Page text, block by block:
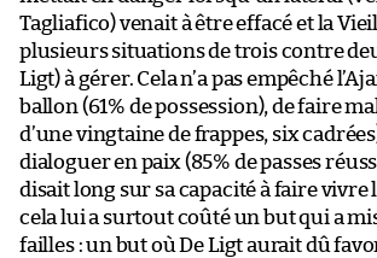
Tagliafico) venait à être effacé et la
plusieurs situations de trois contre
Ligt) à gérer. Cela n’a pas empêché
ballon (61% de possession), de faire
d’une vingtaine de frappes, six
dialoguer en paix (85% de passes
disait long sur sa capacité à faire vivre
cela lui a surtout coûté un but qui a
failles : un but où De Ligt aurait dû